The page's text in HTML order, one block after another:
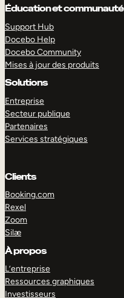
Éducation et communauté
Support Hub
Docebo Help
Docebo Community
Mises à jour des produits
Solutions
Entreprise
Secteur publique
Partenaires
Services stratégiques
Clients
Booking.com
Rexel
Zoom
Silæ
À propos
L’entreprise
Ressources graphiques
Investisseurs